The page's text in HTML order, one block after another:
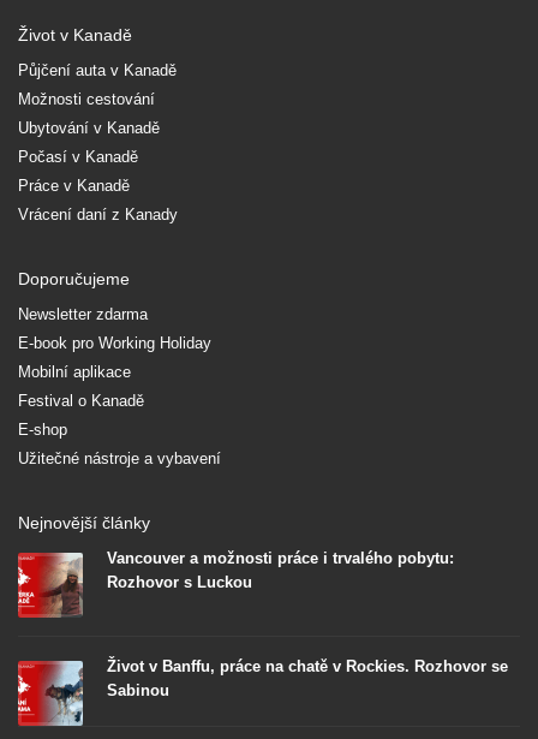
Život v Kanadě
Půjčení auta v Kanadě
Možnosti cestování
Ubytování v Kanadě
Počasí v Kanadě
Práce v Kanadě
Vrácení daní z Kanady
Doporučujeme
Newsletter zdarma
E-book pro Working Holiday
Mobilní aplikace
Festival o Kanadě
E-shop
Užitečné nástroje a vybavení
Nejnovější články
Vancouver a možnosti práce i trvalého pobytu:
Rozhovor s Luckou
Život v Banffu, práce na chatě v Rockies. Rozhovor se
Sabinou